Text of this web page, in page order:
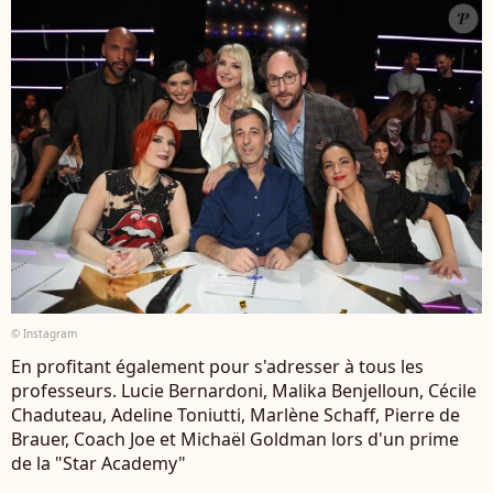
© Instagram
En profitant également pour s'adresser à tous les
professeurs. Lucie Bernardoni, Malika Benjelloun, Cécile
Chaduteau, Adeline Toniutti, Marlène Schaff, Pierre de
Brauer, Coach Joe et Michaël Goldman lors d'un prime
de la "Star Academy"